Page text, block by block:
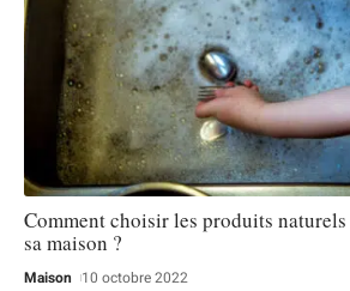
Comment choisir les produits
sa maison ?
Maison 10 octobre 2022